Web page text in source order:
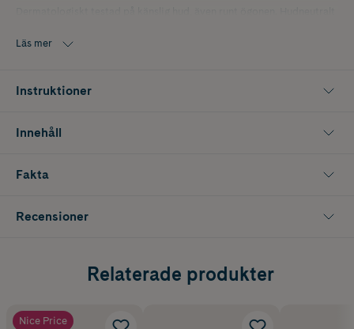
Läs mer
Instruktioner
Innehåll
Fakta
Recensioner
Relaterade produkter
Nice Price